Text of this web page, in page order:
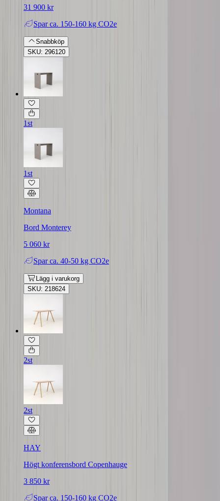
31 900 kr
Spar ca. 150-160 kg CO2e
Snabbköp
SKU: 296120
1st
1st
Montana
Bord Monterey
5 060 kr
Spar ca. 40-50 kg CO2e
Lägg i varukorg
SKU: 218624
2st
2st
HAY
Högt konferensbord Copenhauge
3 850 kr
Spar ca. 150-160 kg CO2e